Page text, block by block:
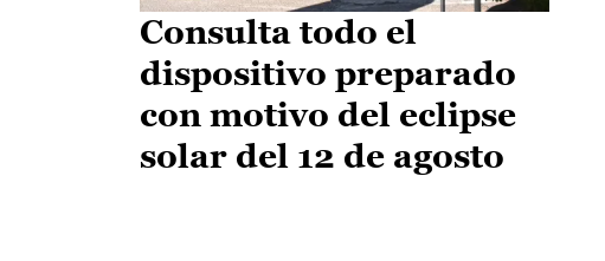
Consulta todo el
dispositivo preparado
con motivo del eclipse
solar del 12 de agosto